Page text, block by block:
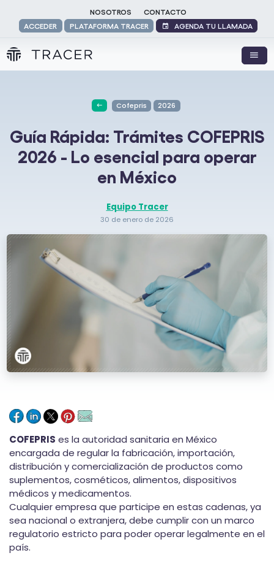
NOSOTROS
CONTACTO
ACCEDER
PLATAFORMA TRACER AGENDA TU LLAMADA
Cofepris 2026
Guía Rápida: Trámites COFEPRIS
2026 - Lo esencial para operar
en México
Equipo Tracer
30 de enero de 2026
COFEPRIS es la autoridad sanitaria en México
encargada de regular la fabricación, importación,
distribución y comercialización de productos como
suplementos, cosméticos, alimentos, dispositivos
médicos y medicamentos.
Cualquier empresa que participe en estas cadenas, ya
sea nacional o extranjera, debe cumplir con un marco
regulatorio estricto para poder operar legalmente en el
país.